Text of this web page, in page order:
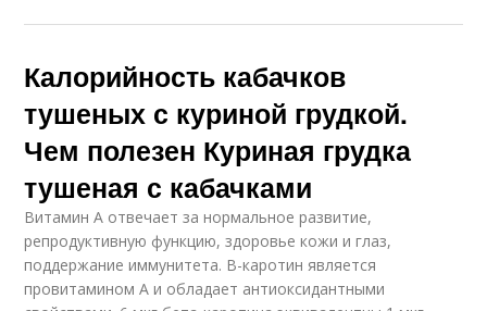
Калорийность кабачков
тушеных с куриной грудкой.
Чем полезен Куриная грудка
тушеная с кабачками
Витамин А отвечает за нормальное развитие,
репродуктивную функцию, здоровье кожи и глаз,
поддержание иммунитета. В-каротин является
провитамином А и обладает антиоксидантными